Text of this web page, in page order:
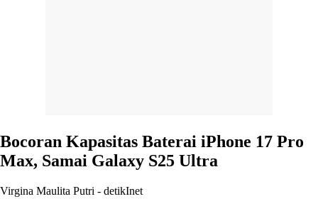
Bocoran Kapasitas Baterai iPhone 17 Pro
Max, Samai Galaxy S25 Ultra
Virgina Maulita Putri - detikInet